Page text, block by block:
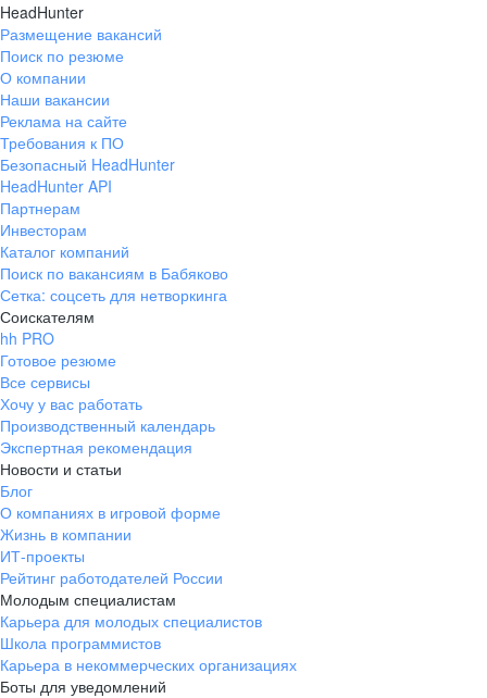
HeadHunter
Размещение вакансий
Поиск по резюме
О компании
Наши вакансии
Реклама на сайте
Требования к ПО
Безопасный HeadHunter
HeadHunter API
Партнерам
Инвесторам
Каталог компаний
Поиск по вакансиям в Бабяково
Сетка: соцсеть для нетворкинга
Соискателям
hh PRO
Готовое резюме
Все сервисы
Хочу у вас работать
Производственный календарь
Экспертная рекомендация
Новости и статьи
Блог
О компаниях в игровой форме
Жизнь в компании
ИТ-проекты
Рейтинг работодателей России
Молодым специалистам
Карьера для молодых специалистов
Школа программистов
Карьера в некоммерческих организациях
Боты для уведомлений